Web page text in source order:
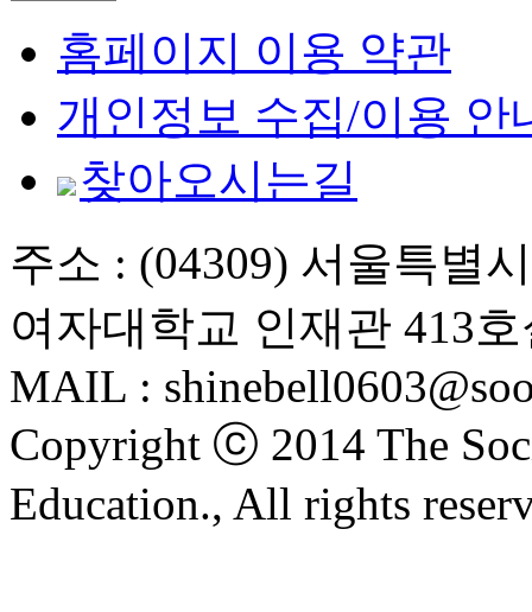
홈페이지 이용 약관
개인정보 수집/이용 안
찾아오시는길
주소 : (04309) 서울특별
여자대학교 인재관 413
MAIL :
Copyright ⓒ 2014 The
Education., All rights